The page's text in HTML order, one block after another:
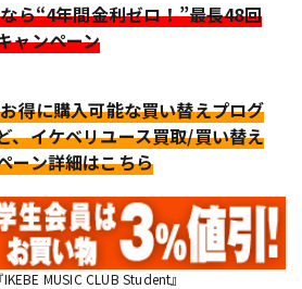
ら“4年間金利ゼロ！”最長48回
ャンペーン
得に購入可能な買い替えプログ
、イケベリユース買取/買い替え
ーン詳細はこちら
MUSIC CLUB Student』